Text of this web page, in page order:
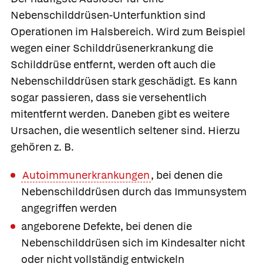
Nebenschilddrüsen-Unterfunktion sind
Operationen im Halsbereich. Wird zum Beispiel
wegen einer Schilddrüsenerkrankung die
Schilddrüse entfernt, werden oft auch die
Nebenschilddrüsen stark geschädigt. Es kann
sogar passieren, dass sie versehentlich
mitentfernt werden. Daneben gibt es weitere
Ursachen, die wesentlich seltener sind. Hierzu
gehören z. B.
Autoimmunerkrankungen, bei denen die
Nebenschilddrüsen durch das Immunsystem
angegriffen werden
angeborene Defekte, bei denen die
Nebenschilddrüsen sich im Kindesalter nicht
oder nicht vollständig entwickeln